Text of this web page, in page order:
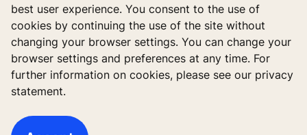
best user experience. You consent to the use of
cookies by continuing the use of the site without
changing your browser settings. You can change your
browser settings and preferences at any time. For
further information on cookies, please see our privacy
statement.
Quick Links
Contact us